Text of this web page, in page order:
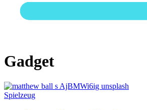
Gadget
Spielzeug